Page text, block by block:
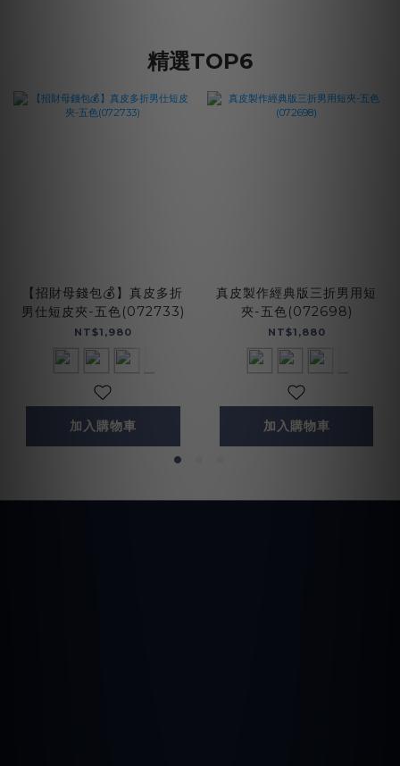
精選TOP6
【招財母錢包💰】真皮多折
男仕短皮夾-五色(072733)
NT$1,980
加入購物車
真皮製作經典版三折男用短
夾-五色(072698)
NT$1,880
加入購物車